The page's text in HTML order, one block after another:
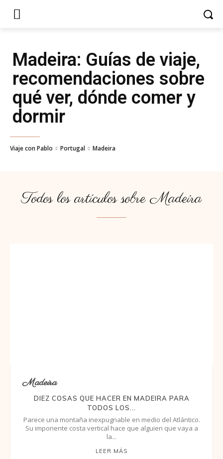
Madeira: Guías de viaje,
recomendaciones sobre
qué ver, dónde comer y
dormir
Viaje con Pablo Portugal Madeira
Todos los artículos sobreMadeira
Madeira
DIEZ COSAS QUE HACER EN MADEIRA PARA
TODOS LOS...
Parece una montaña inexpugnable en medio del Atlántico.
Su imponente costa vertical hace que alguien que vaya a
la...
LEER MÁS